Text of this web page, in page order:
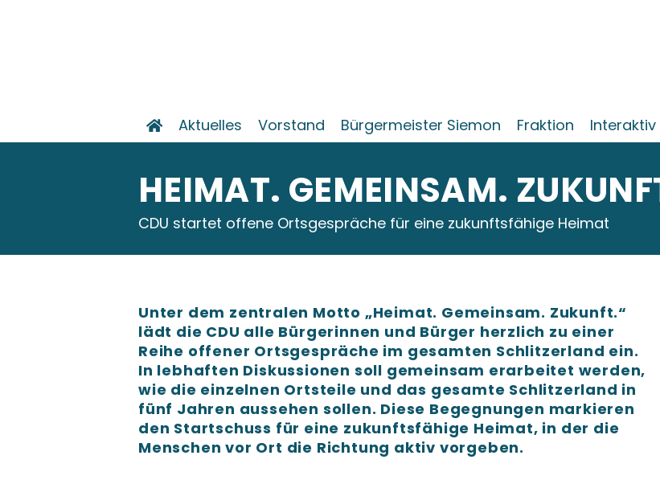
Aktuelles Vorstand Bürgermeister Siemon Fraktion Interaktiv
HEIMAT. GEMEINSAM.
CDU startet offene Ortsgespräche für eine zukunftsfähige Heimat
Unter dem zentralen Motto „Heimat. Gemeinsam. Zukunft.“
lädt die CDU alle Bürgerinnen und Bürger herzlich zu einer
Reihe offener Ortsgespräche im gesamten Schlitzerland ein.
In lebhaften Diskussionen soll gemeinsam erarbeitet werden,
wie die einzelnen Ortsteile und das gesamte Schlitzerland in
fünf Jahren aussehen sollen. Diese Begegnungen markieren
den Startschuss für eine zukunftsfähige Heimat, in der die
Menschen vor Ort die Richtung aktiv vorgeben.